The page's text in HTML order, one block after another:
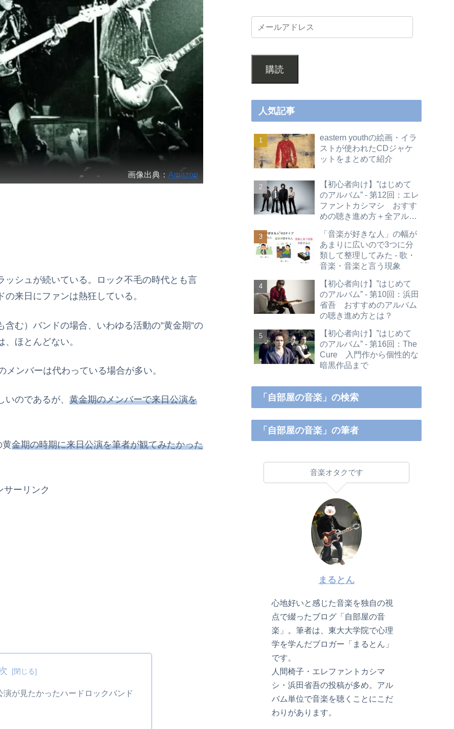
画像出典：Amazon
シュが続いている。ロック不毛の時代とも言
来日にファンは熱狂している。
む）バンドの場合、いわゆる活動の”黄金期”の
ほとんどない。
ンバーは代わっている場合が多い。
のであるが、 黄金期のメンバーで来日公演を
黄金期の時期に来日公演を筆者が観てみたかった
サーリンク
演が見たかったハードロックバンド
購読
人気記事
eastern youthの絵画・イラ
ストが使われたCDジャケ
ットをまとめて紹介
【初心者向け】”はじめて
のアルバム” - 第12回：エレ
ファントカシマシ おすす
めの聴き進め方＋全アルバ
「音楽が好きな人」の幅が
あまりに広いので3つに分
類して整理してみた - 歌・
音楽・音楽と言う現象
【初心者向け】”はじめて
のアルバム” - 第10回：浜田
省吾 おすすめのアルバム
の聴き進め方とは？
【初心者向け】”はじめて
のアルバム” - 第16回：The
Cure 入門作から個性的な
暗黒作品まで
「自部屋の音楽」の検索
「自部屋の音楽」の筆者
音楽オタクです
まるとん
心地好いと感じた音楽を独自の視
点で綴ったブログ「自部屋の音
楽」。筆者は、東大大学院で心理
学を学んだブロガー「まるとん」
です。
人間椅子・エレファントカシマ
シ・浜田省吾の投稿が多め。アル
バム単位で音楽を聴くことにこだ
わりがあります。